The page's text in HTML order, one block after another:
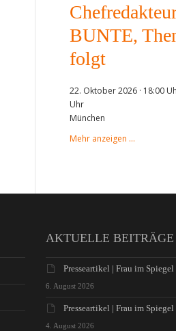
BUNTE,
folgt
22. Oktober 2026 · 18:00
Uhr
München
Mehr anzeigen …
AKTUELLE BEITRÄGE
Presseartikel | Frau im
6. August 2026
Presseartikel | Frau im
4. August 2026